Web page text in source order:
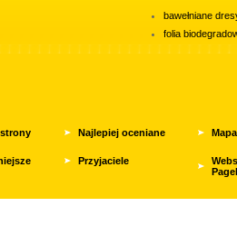
bawełniane
folia
Najlepiej oceniane
Przyjaciele